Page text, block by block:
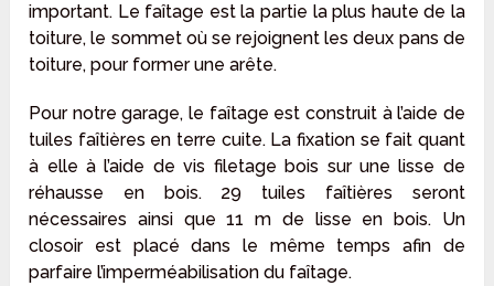
important. Le faîtage est la partie la plus haute de la
toiture, le sommet où se rejoignent les deux pans de
toiture, pour former une arête.
Pour notre garage, le faîtage est construit à l’aide de
tuiles faîtières en terre cuite. La fixation se fait quant
à elle à l’aide de vis filetage bois sur une lisse de
réhausse en bois. 29 tuiles faîtières seront
nécessaires ainsi que 11 m de lisse en bois. Un
closoir est placé dans le même temps afin de
parfaire l’imperméabilisation du faîtage.